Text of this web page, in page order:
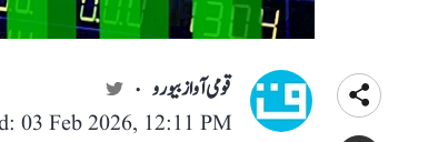
قومی آواز بیورو
03 Feb 2026, 12:11 PM